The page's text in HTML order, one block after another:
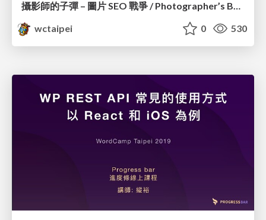
攝影師的子彈 – 圖片 SEO 戰爭 / Photographer’s Bullet – Image SEO War_Edwin Lin
wctaipei
0 530